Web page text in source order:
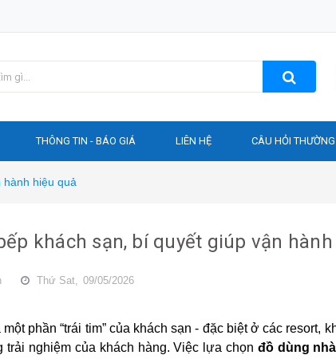
THÔNG TIN - BÁO GIÁ LIÊN HỆ CÂU HỎI
hiệu quả
khách sạn, bí quyết giúp vận
Thứ Sat, 09/05/2026
phần “trái tim” của khách sạn - đặc biệt ở các resort,
trải nghiệm của khách hàng. Việc lựa chọn đồ dùng